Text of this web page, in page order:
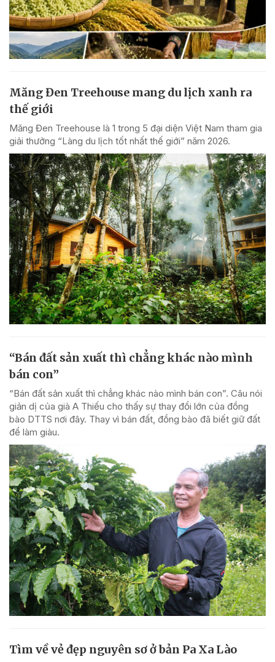
Măng Đen Treehouse mang du lịch xanh ra
thế giới
Măng Đen Treehouse là 1 trong 5 đại diện Việt Nam tham gia
giải thưởng “Làng du lịch tốt nhất thế giới” năm 2026.
“Bán đất sản xuất thì chẳng khác nào mình
bán con”
“Bán đất sản xuất thì chẳng khác nào mình bán con”. Câu nói
giản dị của già A Thiếu cho thấy sự thay đổi lớn của đồng
bào DTTS nơi đây. Thay vì bán đất, đồng bào đã biết giữ đất
để làm giàu.
Tìm về vẻ đẹp nguyên sơ ở bản Pa Xa Lào